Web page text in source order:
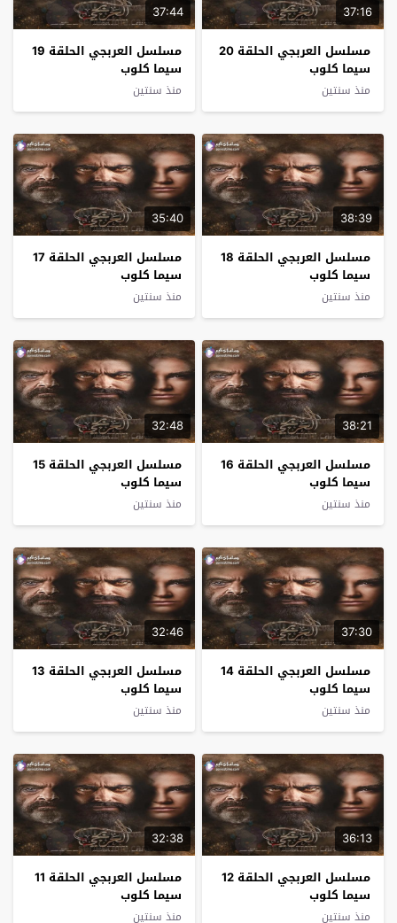
37:16
مسلسل العربجي الحلقة 20
سيما كلوب
منذ سنتين
37:44
مسلسل العربجي الحلقة 19
سيما كلوب
منذ سنتين
38:39
مسلسل العربجي الحلقة 18
سيما كلوب
منذ سنتين
35:40
مسلسل العربجي الحلقة 17
سيما كلوب
منذ سنتين
38:21
مسلسل العربجي الحلقة 16
سيما كلوب
منذ سنتين
32:48
مسلسل العربجي الحلقة 15
سيما كلوب
منذ سنتين
37:30
مسلسل العربجي الحلقة 14
سيما كلوب
منذ سنتين
32:46
مسلسل العربجي الحلقة 13
سيما كلوب
منذ سنتين
36:13
مسلسل العربجي الحلقة 12
سيما كلوب
منذ سنتين
32:38
مسلسل العربجي الحلقة 11
سيما كلوب
منذ سنتين